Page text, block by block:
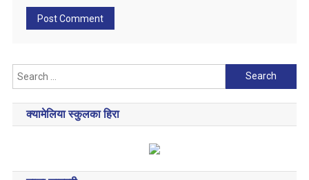
Search
for:
क्यामेलिया स्कुलका हिरा